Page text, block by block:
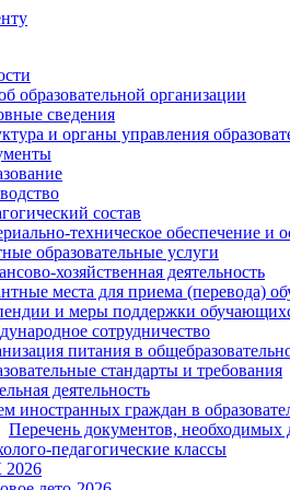
образовательной организации
сведения
и органы управления
состав
техническое обеспечение и
образовательные услуги
хозяйственная деятельность
места для приема (перевода)
и меры поддержки
сотрудничество
питания в
стандарты и требования
деятельность
иностранных граждан в
Перечень документов,
педагогические классы